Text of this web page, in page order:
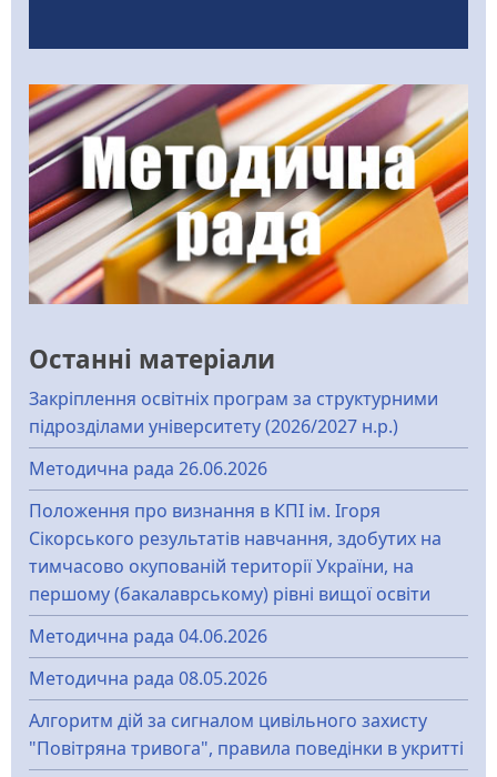
Останні матеріали
Закріплення освітніх програм за структурними
підрозділами університету (2026/2027 н.р.)
Методична рада 26.06.2026
Положення про визнання в КПІ ім. Ігоря
Сікорського результатів навчання, здобутих на
тимчасово окупованій території України, на
першому (бакалаврському) рівні вищої освіти
Методична рада 04.06.2026
Методична рада 08.05.2026
Алгоритм дій за сигналом цивільного захисту
"Повітряна тривога", правила поведінки в укритті